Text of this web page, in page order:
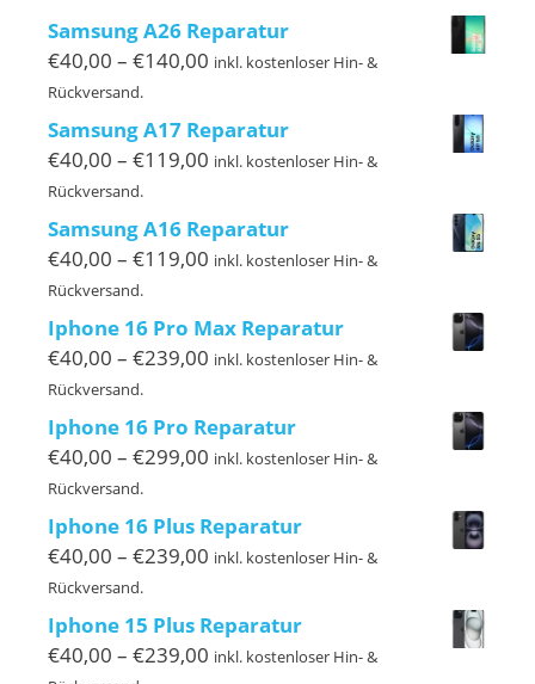
€149,00
Samsung A26 Reparatur
€40,00 – €140,00 Preisspanne:
€140,00
inkl. kostenloser Hin- &
Rückversand.
Samsung A17 Reparatur
€40,00 – €119,00 Preisspanne:
€119,00
inkl. kostenloser Hin- &
Rückversand.
Samsung A16 Reparatur
€40,00 – €119,00 Preisspanne:
bis
€119,00
inkl. kostenloser Hin- &
Rückversand.
Iphone 16 Pro Max Reparatur
€40,00 – €239,00 Preisspanne:
€239,00
inkl. kostenloser Hin- &
Rückversand.
Iphone 16 Pro Reparatur
€40,00 – €299,00 Preisspanne:
bis
€299,00
inkl. kostenloser Hin- &
Rückversand.
Iphone 16 Plus Reparatur
€40,00 – €239,00 Preisspanne:
bis
€239,00
inkl. kostenloser Hin- &
Rückversand.
Iphone 15 Plus Reparatur
€40,00 – €239,00 Preisspanne:
inkl. kostenloser Hin- &